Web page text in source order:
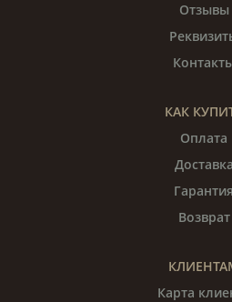
Отзывы
КАК
Оплата
Доставка
Гарантия
Возврат
Карта